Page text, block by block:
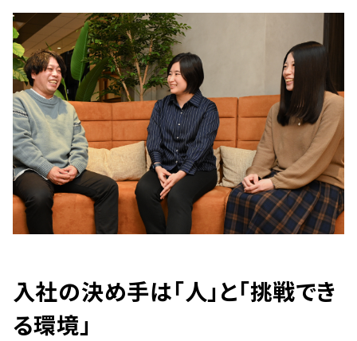
入社の決め手は「人」と「挑戦でき
る環境」